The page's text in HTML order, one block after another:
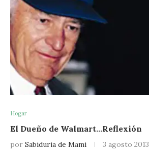
Hogar
El Dueño de Walmart…Reflexión
por Sabiduria de Mami 3 agosto 2013